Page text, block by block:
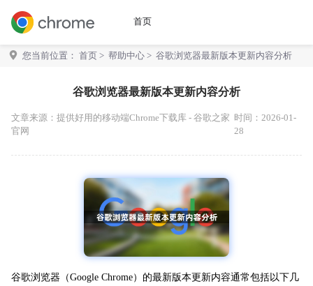
首页
您当前位置： 首页 > 帮助中心 > 谷歌浏览器最新版本更新内容分析
谷歌浏览器最新版本更新内容分析
文章来源： 提供好用的移动端Chrome下载库 - 谷歌之家
官网
时间：2026-01-
28
谷歌浏览器（Google Chrome）的最新版本更新内容通常包括以下几